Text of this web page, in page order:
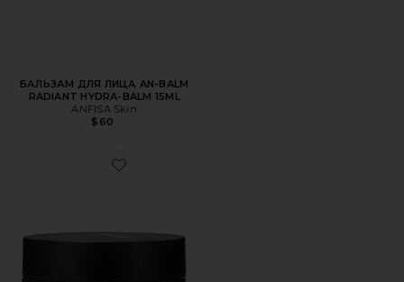
БАЛЬЗАМ ДЛЯ ЛИЦА AN-BALM
RADIANT HYDRA-BALM 15ML
ANFISA Skin
$60
Favorite БАЛЬЗАМ ДЛЯ ЛИЦА AN-BALM RADIANT